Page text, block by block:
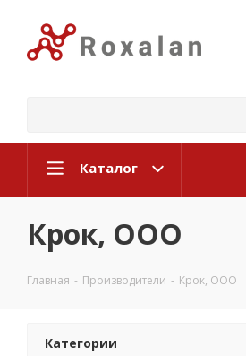
Каталог
Крок, ООО
Главная - Производители - Крок, ООО
Категории